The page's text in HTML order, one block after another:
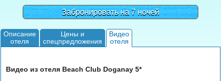
Забронировать на 7 ночей
Описание
отеля
Цены и
спецпредложения
Видео
отеля
Видео из отеля Beach Club Doganay 5*